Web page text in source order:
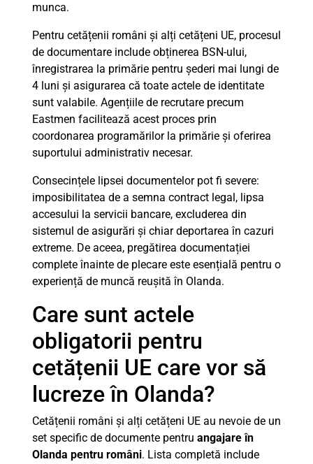
munca.
Pentru cetățenii români și alți cetățeni UE, procesul
de documentare include obținerea BSN-ului,
înregistrarea la primărie pentru șederi mai lungi de
4 luni și asigurarea că toate actele de identitate
sunt valabile. Agențiile de recrutare precum
Eastmen facilitează acest proces prin
coordonarea programărilor la primărie și oferirea
suportului administrativ necesar.
Consecințele lipsei documentelor pot fi severe:
imposibilitatea de a semna contract legal, lipsa
accesului la servicii bancare, excluderea din
sistemul de asigurări și chiar deportarea în cazuri
extreme. De aceea, pregătirea documentației
complete înainte de plecare este esențială pentru o
experiență de muncă reușită în Olanda.
Care sunt actele
obligatorii pentru
cetățenii UE care vor să
lucreze în Olanda?
Cetățenii români și alți cetățeni UE au nevoie de un
set specific de documente pentru angajare în
Olanda pentru români. Lista completă include